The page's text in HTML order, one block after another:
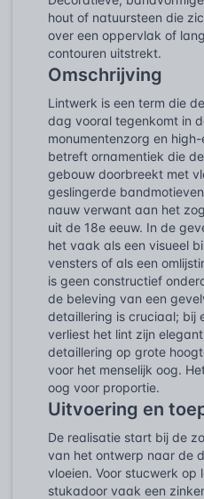
hout of natuursteen die
over een oppervlak of
contouren uitstrekt.
Omschrijving
Lintwerk is een term die
dag vooral tegenkomt in
monumentenzorg en
betreft ornamentiek die
gebouw doorbreekt met
geslingerde
nauw verwant aan het
uit de 18e eeuw. In de
het vaak als een visueel
vensters of als een
is geen constructief
de beleving van een
detaillering is cruciaal; bij
verliest het lint zijn
detaillering op grote
voor het menselijk oog.
oog voor proportie.
Uitvoering en
De realisatie start bij de
van het ontwerp naar de
vloeien. Voor stucwerk op
stukadoor vaak een